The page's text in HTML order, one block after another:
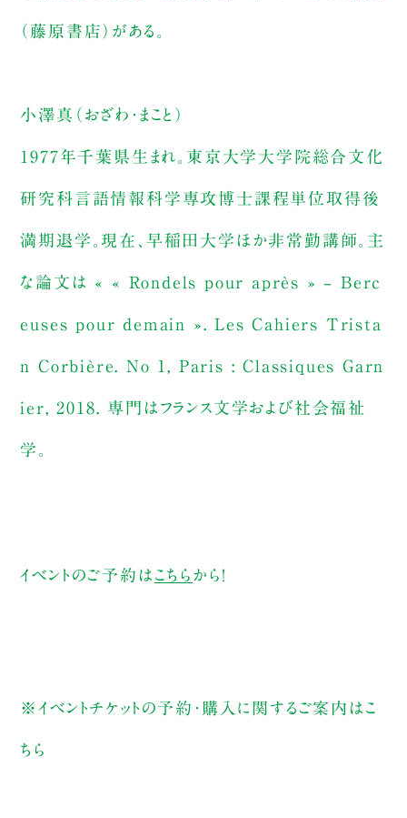
（藤原書店）がある。
小澤真（おざわ・まこと）
1977年千葉県生まれ。東京大学大学院総合文化
研究科言語情報科学専攻博士課程単位取得後
満期退学。現在、早稲田大学ほか非常勤講師。主
な論文は « « Rondels pour après » – Berc
euses pour demain ». Les Cahiers Trista
n Corbière. No 1, Paris : Classiques Garn
ier, 2018. 専門はフランス文学および社会福祉
学。
イベントのご予約は こちら から！
※イベントチケットの予約・購入に関するご案内は こ
ちら